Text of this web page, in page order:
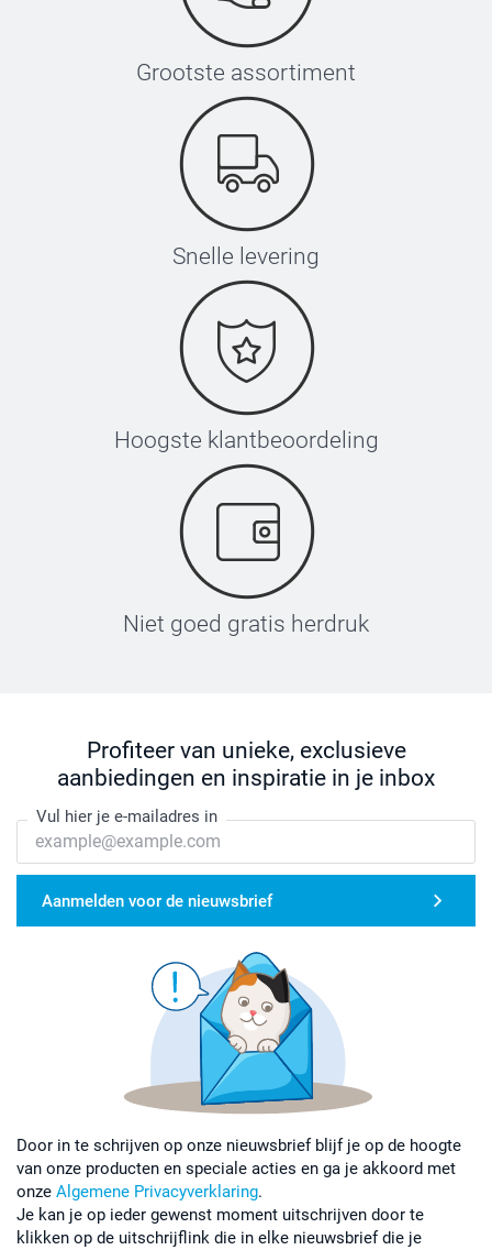
Grootste assortiment
Snelle levering
Hoogste klantbeoordeling
Niet goed gratis herdruk
Profiteer van unieke, exclusieve
aanbiedingen en inspiratie in je inbox
Vul hier je e-mailadres in
Aanmelden voor de nieuwsbrief
Door in te schrijven op onze nieuwsbrief blijf je op de hoogte
van onze producten en speciale acties en ga je akkoord met
onze Algemene Privacyverklaring.
Je kan je op ieder gewenst moment uitschrijven door te
klikken op de uitschrijflink die in elke nieuwsbrief die je